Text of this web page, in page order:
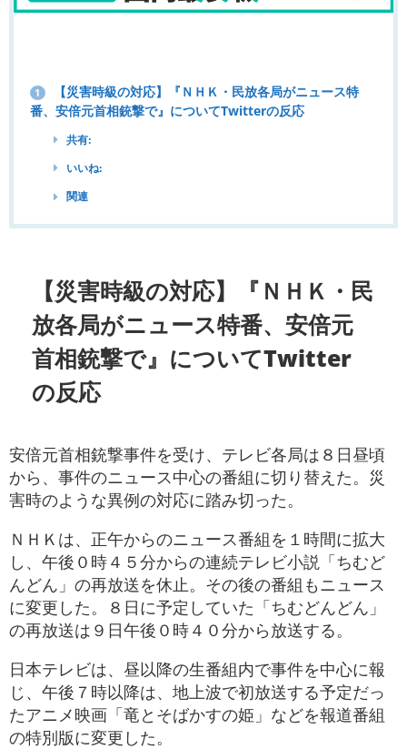
1
【災害時級の対応】『ＮＨＫ・民放各局がニュース特
番、安倍元首相銃撃で』についてTwitterの反応
共有:
いいね:
関連
【災害時級の対応】『ＮＨＫ・民
放各局がニュース特番、安倍元
首相銃撃で』についてTwitter
の反応
安倍元首相銃撃事件を受け、テレビ各局は８日昼頃
から、事件のニュース中心の番組に切り替えた。災
害時のような異例の対応に踏み切った。
ＮＨＫは、正午からのニュース番組を１時間に拡大
し、午後０時４５分からの連続テレビ小説「ちむど
んどん」の再放送を休止。その後の番組もニュース
に変更した。８日に予定していた「ちむどんどん」
の再放送は９日午後０時４０分から放送する。
日本テレビは、昼以降の生番組内で事件を中心に報
じ、午後７時以降は、地上波で初放送する予定だっ
たアニメ映画「竜とそばかすの姫」などを報道番組
の特別版に変更した。